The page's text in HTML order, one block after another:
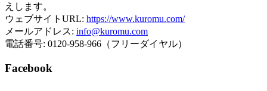
えします。
ウェブサイトURL: https://www.kuromu.com/
メールアドレス: info@kuromu.com
電話番号: 0120-958-966（フリーダイヤル）
Facebook